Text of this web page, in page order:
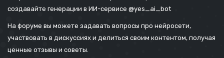
создавайте генерации в ИИ-сервисе @yes_ai_bot
На форуме вы можете задавать вопросы про нейросети,
участвовать в дискуссиях и делиться своим контентом, получая
ценные отзывы и советы.